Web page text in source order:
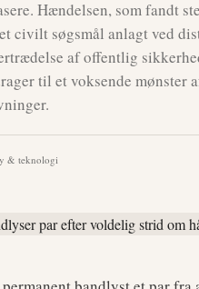
Hændelsen, som fandt
civilt søgsmål anlagt ved
af offentlig
til et voksende mønster
& teknologi